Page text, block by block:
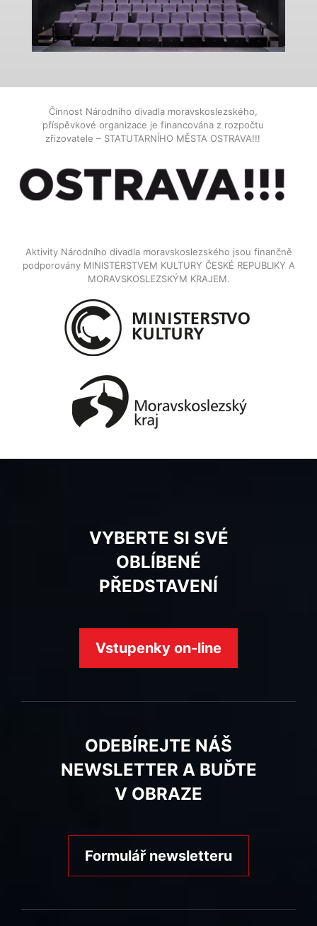
Činnost Národního divadla moravskoslezského,
příspěvkové organizace je financována z rozpočtu
zřizovatele – STATUTARNÍHO MĚSTA OSTRAVA!!!
Aktivity Národního divadla moravskoslezského jsou finančně
podporovány MINISTERSTVEM KULTURY ČESKÉ REPUBLIKY A
MORAVSKOSLEZSKÝM KRAJEM.
VYBERTE SI SVÉ
OBLÍBENÉ
PŘEDSTAVENÍ
Vstupenky on-line
ODEBÍREJTE NÁŠ
NEWSLETTER A BUĎTE
V OBRAZE
Formulář newsletteru